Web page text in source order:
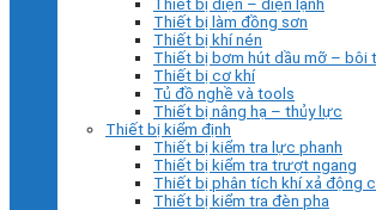
Thiết bị điện – điện lạnh
Thiết bị làm đồng sơn
Thiết bị khí nén
Thiết bị bơm hút dầu mỡ – bôi
Thiết bị cơ khí
Tủ đồ nghề và tools
Thiết bị nâng hạ – thủy lực
Thiết bị kiểm định
Thiết bị kiểm tra lực phanh
Thiết bị kiểm tra trượt ngang
Thiết bị phân tích khí xả động
Thiết bị kiểm tra đèn pha